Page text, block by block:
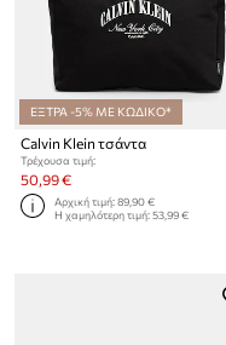
ΕΞΤΡΑ -5% ΜΕ ΚΩΔΙΚΟ*
Calvin Klein τσάντα
Τρέχουσα τιμή:
50,99 €
Αρχική τιμή:89,90 €
Η χαμηλότερη τιμή:53,99 €